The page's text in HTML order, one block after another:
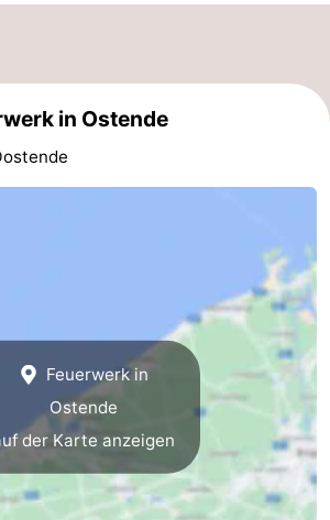
in Ostende
Feuerwerk in
Ostende
der Karte anzeigen